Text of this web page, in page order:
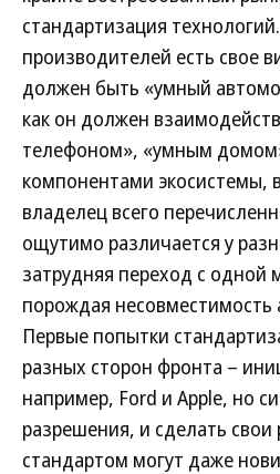
стандартизация
производителей есть свое
должен быть «умный
как он должен
телефоном», «умным
компонентами экосистемы,
владелец всего
ощутимо различается у
затрудняя переход с
порождая несовместимость
Первые попытки
разных сторон фронта –
например, Ford и Apple, но
разрешения, и сделать свои
стандартом могут даже